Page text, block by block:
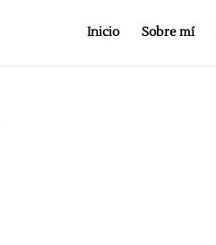
Inicio Sobre mí